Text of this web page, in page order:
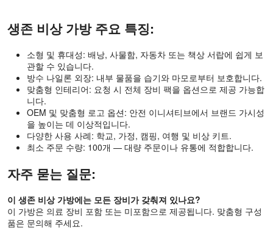
생존 비상 가방 주요 특징:
소형 및 휴대성: 배낭, 사물함, 자동차 또는 책상 서랍에 쉽게 보
관할 수 있습니다.
방수 나일론 외장: 내부 물품을 습기와 마모로부터 보호합니다.
맞춤형 인테리어: 요청 시 전체 장비 팩을 옵션으로 제공 가능합
니다.
OEM 및 맞춤형 로고 옵션: 안전 이니셔티브에서 브랜드 가시성
을 높이는 데 이상적입니다.
다양한 사용 사례: 학교, 가정, 캠핑, 여행 및 비상 키트.
최소 주문 수량: 100개 — 대량 주문이나 유통에 적합합니다.
자주 묻는 질문:
이 생존 비상 가방에는 모든 장비가 갖춰져 있나요?
이 가방은 의료 장비 포함 또는 미포함으로 제공됩니다. 맞춤형 구성
품은 문의해 주세요.